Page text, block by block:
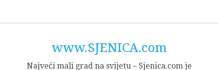
www.SJENICA.com
Najveći mali grad na svijetu – Sjenica.com je